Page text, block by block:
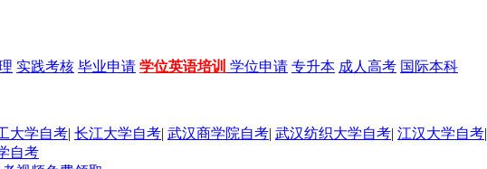
实践考核 毕业申请 学位英语培训 学位申请 专升本 成人高考 国际本科
大学自考| 长江大学自考| 武汉商学院自考| 武汉纺织大学自考| 江汉大学自考|
自考